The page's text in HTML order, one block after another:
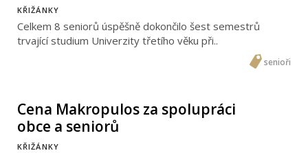
KŘIŽÁNKY
Celkem 8 seniorů úspěšně dokončilo šest semestrů
trvající studium Univerzity třetího věku při..
senioři
Cena Makropulos za spolupráci
obce a seniorů
KŘIŽÁNKY